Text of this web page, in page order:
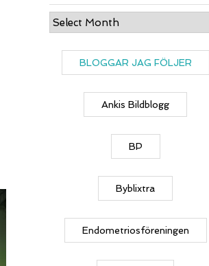
Archives
BLOGGAR JAG FÖLJER
Ankis Bildblogg
BP
Byblixtra
Endometriosföreningen